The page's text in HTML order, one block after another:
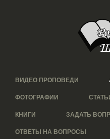
ВИДЕО ПРОПОВЕДИ
ФОТОГРАФИИ
КНИГИ ЗАДАТЬ
ОТВЕТЫ НА ВОПРОСЫ